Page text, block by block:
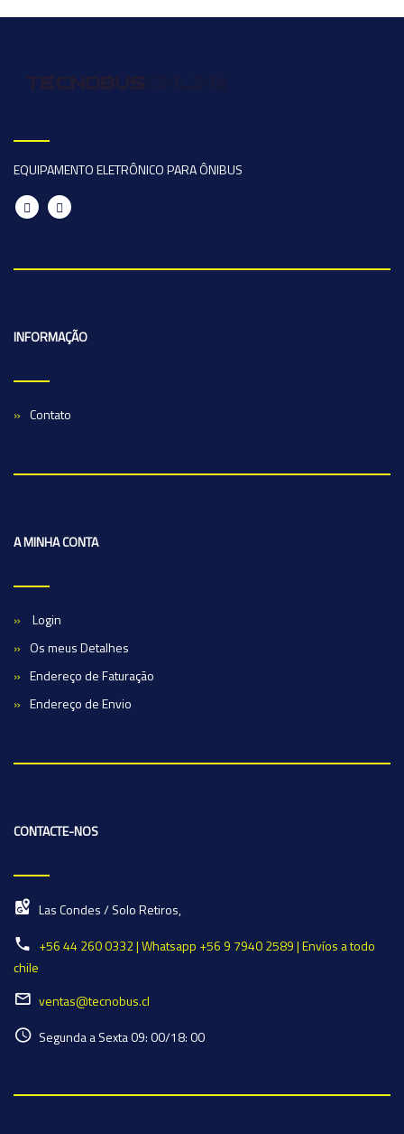
EQUIPAMENTO ELETRÔNICO PARA ÔNIBUS
INFORMAÇÃO
Contato
A MINHA CONTA
Login
Os meus Detalhes
Endereço de Faturação
Endereço de Envio
CONTACTE-NOS
Las Condes / Solo Retiros,
+56 44 260 0332 | Whatsapp +56 9 7940 2589 | Envíos a todo
chile
ventas@tecnobus.cl
Segunda a Sexta 09: 00/18: 00